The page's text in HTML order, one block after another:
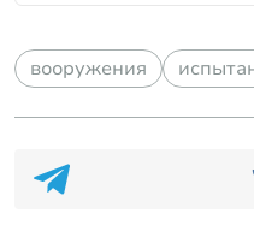
вооружения